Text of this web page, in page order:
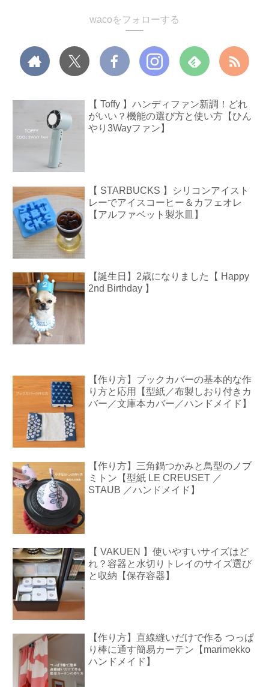
wacoをフォローする
【 Toffy 】ハンディファン新調！どれ
がいい？機能の選び方と使い方【ひん
やり3Wayファン】
【 STARBUCKS 】シリコンアイスト
レーでアイスコーヒー＆カフェオレ
【アルファベット製氷皿】
【誕生日】2歳になりました【 Happy
2nd Birthday 】
【作り方】ブックカバーの基本的な作
り方と応用【型紙／布製しおり付きカ
バー／文庫本カバー／ハンドメイド】
【作り方】三角鍋つかみと鳥型のノブ
ミトン【型紙 LE CREUSET ／
STAUB ／ハンドメイド】
【 VAKUEN 】使いやすいサイズはど
れ？容器と水切りトレイのサイズ選び
と収納【保存容器】
【作り方】直線縫いだけで作る つっぱ
り棒に通す簡易カーテン【marimekko
ハンドメイド】